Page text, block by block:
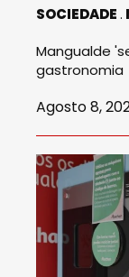
SOCIEDADE
Mangualde
gastronomia
Agosto 8,